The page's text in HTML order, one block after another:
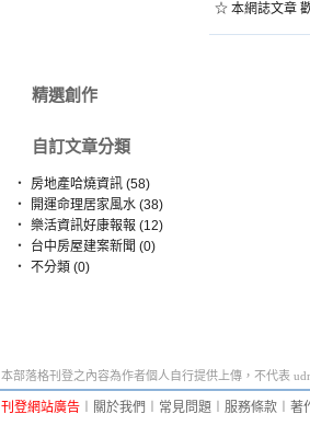
精選創作
自訂文章分類
‧ 房地產哈燒資訊 (58)
‧
開運命理居家風水 (38)
‧ 樂活資訊好康報報 (12)
‧
台中房屋建案新聞 (0)
‧ 不分類 (0)
☆ 本網誌文章
本部落格刊登之內容為作者個人自行提供上傳，不代表
刊登網站廣告 關於我們 常見問題 服務條款 著